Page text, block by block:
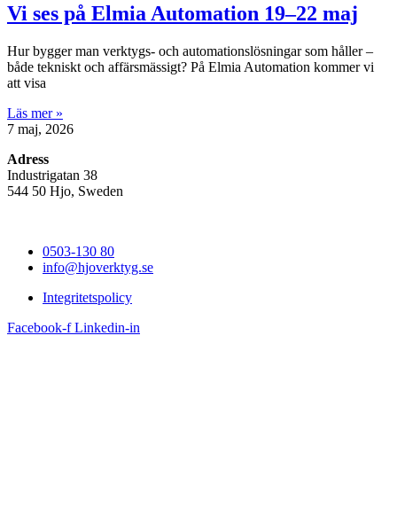
Vi ses på Elmia Automation 19–22 maj
Hur bygger man verktygs- och automationslösningar som håller –
både tekniskt och affärsmässigt? På Elmia Automation kommer vi
att visa
Läs mer »
7 maj, 2026
Adress
Industrigatan 38
544 50 Hjo, Sweden
0503-130 80
info@hjoverktyg.se
Integritetspolicy
Facebook-f Linkedin-in